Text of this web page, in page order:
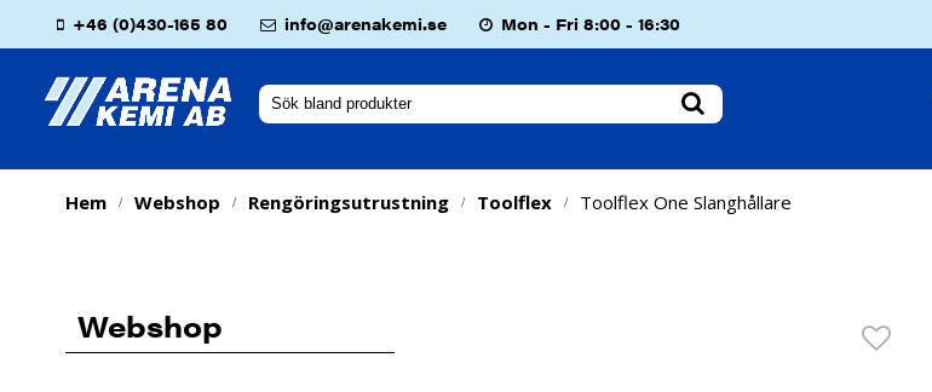
+46 (0)430-165 80 info@arenakemi.se Mon - Fri 8:00 - 16:30
Hem / Webshop / Rengöringsutrustning / Toolflex / Toolflex One Slanghållare
Webshop